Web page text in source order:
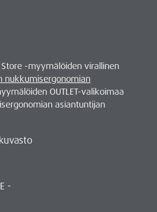
-myymälöiden virallinen
nukkumisergonomian
OUTLET-valikoimaa
asiantuntijan
-